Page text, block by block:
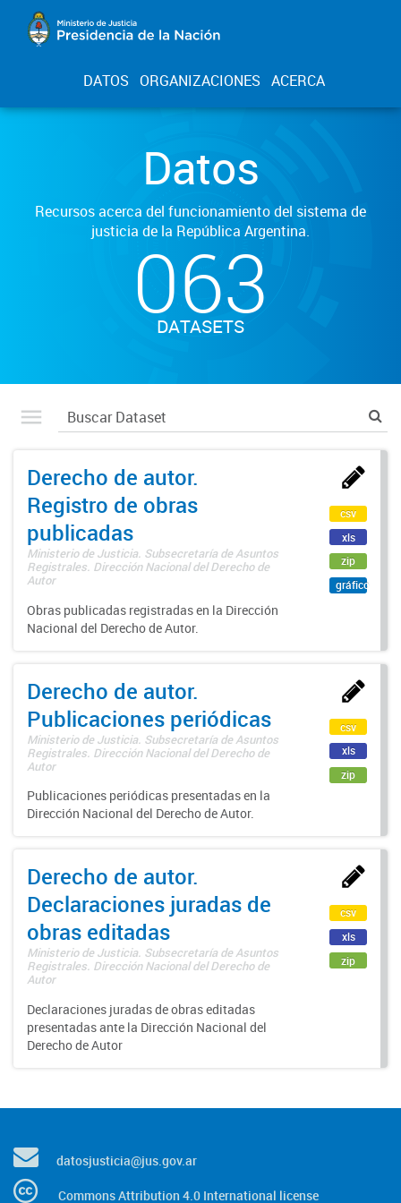
DATOS ORGANIZACIONES ACERCA
Datos
Recursos acerca del funcionamiento del sistema de
justicia de la República Argentina.
063
DATASETS
Derecho de autor.
Registro de obras
publicadas
Ministerio de Justicia. Subsecretaría de Asuntos
Registrales. Dirección Nacional del Derecho de
Autor
Obras publicadas registradas en la Dirección
Nacional del Derecho de Autor.
csv
xls
zip
gráfico
Derecho de autor.
Publicaciones periódicas
Ministerio de Justicia. Subsecretaría de Asuntos
Registrales. Dirección Nacional del Derecho de
Autor
Publicaciones periódicas presentadas en la
Dirección Nacional del Derecho de Autor.
csv
xls
zip
Derecho de autor.
Declaraciones juradas de
obras editadas
Ministerio de Justicia. Subsecretaría de Asuntos
Registrales. Dirección Nacional del Derecho de
Autor
Declaraciones juradas de obras editadas
presentadas ante la Dirección Nacional del
Derecho de Autor
csv
xls
zip
datosjusticia@jus.gov.ar
Commons Attribution 4.0 International license